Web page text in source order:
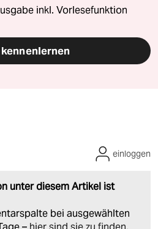
inkl. Vorlesefunktion
unter diesem Artikel ist
bei ausgewählten
einloggen